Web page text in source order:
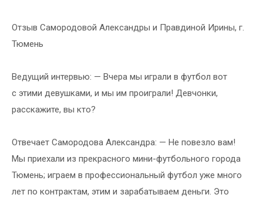
Отзыв Самородовой Александры и Правдиной Ирины, г.
Тюмень
Ведущий интервью: — Вчера мы играли в футбол вот
с этими девушками, и мы им проиграли! Девчонки,
расскажите, вы кто?
Отвечает Самородова Александра: — Не повезло вам!
Мы приехали из прекрасного мини-футбольного города
Тюмень; играем в профессиональный футбол уже много
лет по контрактам, этим и зарабатываем деньги. Это